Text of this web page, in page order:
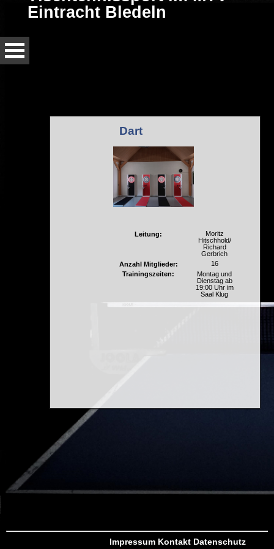
Eintracht Bledeln
Dart
Leitung:
Moritz
Hitschhold/
Richard
Gerbrich
Anzahl Mitglieder:
16
Trainingszeiten:
Montag und
Dienstag ab
19:00 Uhr im
Saal Klug
Impressum Kontakt Datenschutz